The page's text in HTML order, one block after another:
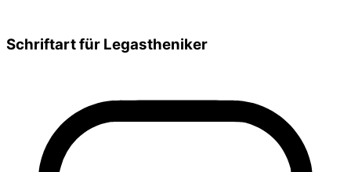
Schriftart für Legastheniker